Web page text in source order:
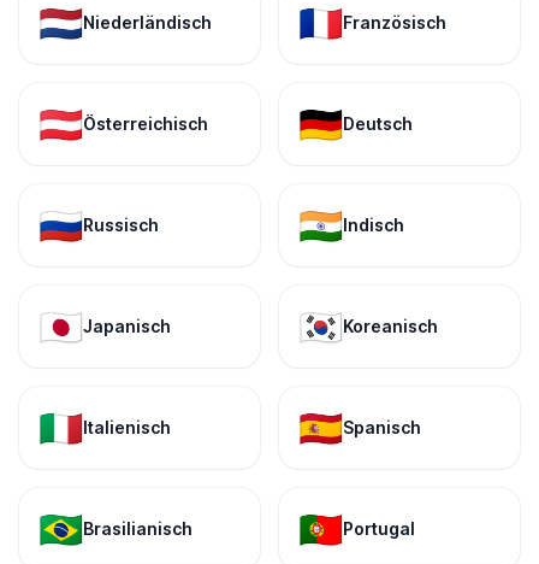
🇳🇱Niederländisch 🇫🇷Französisch
🇦🇹Österreichisch 🇩🇪Deutsch
🇷🇺Russisch 🇮🇳Indisch
🇯🇵Japanisch 🇰🇷Koreanisch
🇮🇹Italienisch 🇪🇸Spanisch
🇧🇷Brasilianisch 🇵🇹Portugal